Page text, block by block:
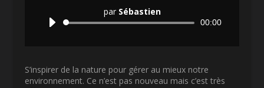
par Sébastien
Lecteur
00:00
S’inspirer de la nature pour gérer au mieux notre
environnement. Ce n’est pas nouveau mais c’est très